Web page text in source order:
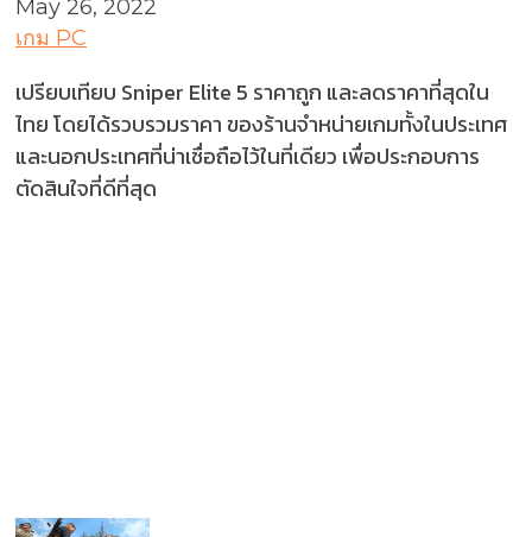
May 26, 2022
เกม PC
เปรียบเทียบ Sniper Elite 5 ราคาถูก และลดราคาที่สุดใน
ไทย โดยได้รวบรวมราคา ของร้านจำหน่ายเกมทั้งในประเทศ
และนอกประเทศที่น่าเชื่อถือไว้ในที่เดียว เพื่อประกอบการ
ตัดสินใจที่ดีที่สุด